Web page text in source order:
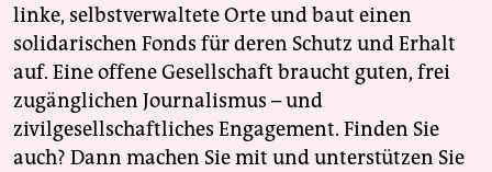
linke, selbstverwaltete Orte und baut einen
solidarischen Fonds für deren Schutz und Erhalt
auf. Eine offene Gesellschaft braucht guten, frei
zugänglichen Journalismus – und
zivilgesellschaftliches Engagement. Finden Sie
auch? Dann machen Sie mit und unterstützen Sie